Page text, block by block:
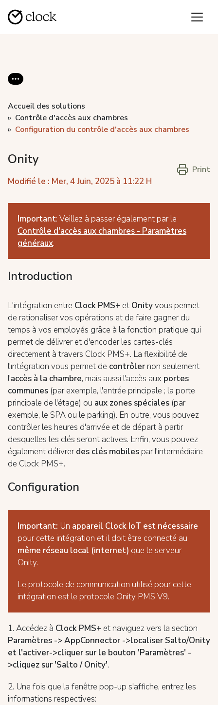
Accueil des solutions
Contrôle d'accès aux chambres
Configuration du contrôle d'accès aux chambres
Onity
Modifié le : Mer, 4 Juin, 2025 à 11:22 H
Print
Important: Veillez à passer également par le
Contrôle d'accès aux chambres - Paramètres
généraux.
Introduction
L'intégration entre Clock PMS+ et Onityvous permet
de rationaliser vos opérations et de faire gagner du
temps à vos employés grâce à la fonction pratique qui
permet de délivrer et d'encoder les cartes-clés
directement à travers Clock PMS+. La flexibilité de
l'intégration vous permet de contrôlernon seulement
l'accès à la chambre, mais aussi l'accès aux portes
communes (par exemple, l'entrée principale ; la porte
principale de l'étage) ou aux zones spéciales (par
exemple, le SPA ou le parking). En outre, vous pouvez
contrôler les heures d'arrivée et de départ à partir
desquelles les clés seront actives. Enfin, vous pouvez
également délivrerdes clés mobilespar l'intermédiaire
de Clock PMS+.
Configuration
Important: Un appareil Clock IoT est nécessaire
pour cette intégration et il doit être connecté au
même réseau local (internet) que le serveur
Onity.
Le protocole de communication utilisé pour cette
intégration est le protocole Onity PMS V9.
1. Accédez à Clock PMS+ et naviguez vers la section
Paramètres -> AppConnector ->localiser Salto/Onity
et l'activer->cliquer sur le bouton 'Paramètres' -
>cliquez sur 'Salto / Onity'.
2. Une fois que la fenêtre pop-up s'affiche, entrez les
informations respectives: